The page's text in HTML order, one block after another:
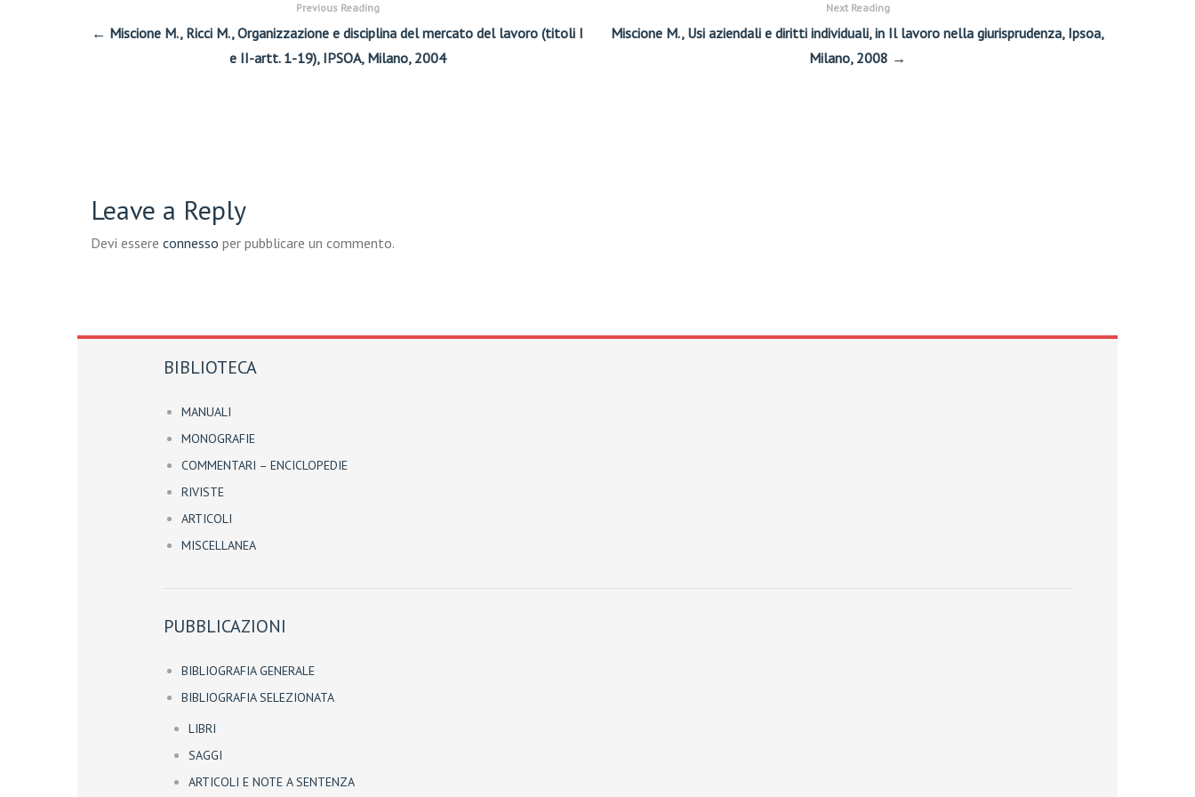
Previous Reading
← Miscione M., Ricci M., Organizzazione e disciplina del mercato del lavoro (titoli I
e II-artt. 1-19), IPSOA, Milano, 2004
Next Reading
Miscione M., Usi aziendali e diritti individuali, in Il lavoro nella giurisprudenza, Ipsoa,
Milano, 2008 →
Leave a Reply
Devi essere connesso per pubblicare un commento.
BIBLIOTECA
MANUALI
MONOGRAFIE
COMMENTARI – ENCICLOPEDIE
RIVISTE
ARTICOLI
MISCELLANEA
PUBBLICAZIONI
BIBLIOGRAFIA GENERALE
BIBLIOGRAFIA SELEZIONATA
LIBRI
SAGGI
ARTICOLI E NOTE A SENTENZA